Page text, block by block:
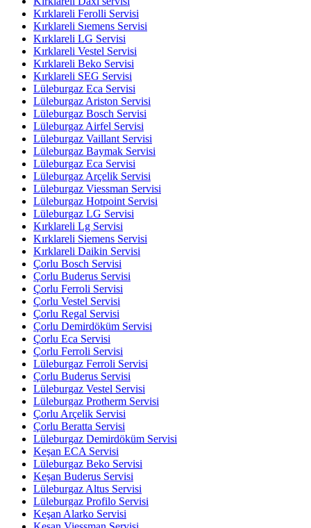
Kırklareli Ferolli Servisi
Kırklareli Sıemens Servisi
Kırklareli LG Servisi
Kırklareli Vestel Servisi
Kırklareli Beko Servisi
Kırklareli SEG Servisi
Lüleburgaz Eca Servisi
Lüleburgaz Ariston Servisi
Lüleburgaz Bosch Servisi
Lüleburgaz Airfel Servisi
Lüleburgaz Vaillant Servisi
Lüleburgaz Baymak Servisi
Lüleburgaz Eca Servisi
Lüleburgaz Arçelik Servisi
Lüleburgaz Viessman Servisi
Lüleburgaz Hotpoint Servisi
Lüleburgaz LG Servisi
Kırklareli Lg Servisi
Kırklareli Siemens Servisi
Kırklareli Daikin Servisi
Çorlu Bosch Servisi
Çorlu Buderus Servisi
Çorlu Ferroli Servisi
Çorlu Vestel Servisi
Çorlu Regal Servisi
Çorlu Demirdöküm Servisi
Çorlu Eca Servisi
Çorlu Ferroli Servisi
Lüleburgaz Ferroli Servisi
Çorlu Buderus Servisi
Lüleburgaz Vestel Servisi
Lüleburgaz Protherm Servisi
Çorlu Arçelik Servisi
Çorlu Beratta Servisi
Lüleburgaz Demirdöküm Servisi
Keşan ECA Servisi
Lüleburgaz Beko Servisi
Keşan Buderus Servisi
Lüleburgaz Altus Servisi
Lüleburgaz Profilo Servisi
Keşan Alarko Servisi